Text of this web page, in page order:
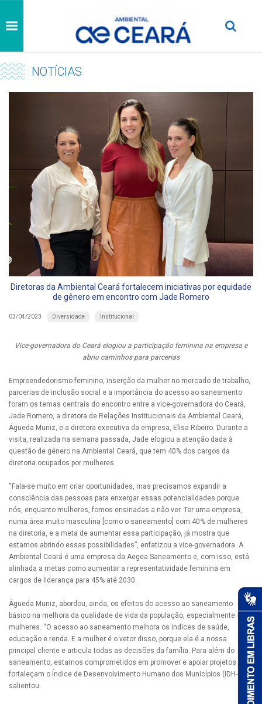
NOTÍCIAS
Diretoras da Ambiental Ceará fortalecem iniciativas por equidade
de gênero em encontro com Jade Romero
03/04/2023 Diversidade Institucional
Vice-governadora do Ceará elogiou a participação feminina na empresa e
abriu caminhos para parcerias
Empreendedorismo feminino, inserção da mulher no mercado de trabalho,
parcerias de inclusão social e a importância do acesso ao saneamento
foram os temas centrais do encontro entre a vice-governadora do Ceará,
Jade Romero, a diretora de Relações Institucionais da Ambiental Ceará,
Águeda Muniz, e a diretora executiva da empresa, Elisa Ribeiro. Durante a
visita, realizada na semana passada, Jade elogiou a atenção dada à
questão de gênero na Ambiental Ceará, que tem 40% dos cargos da
diretoria ocupados por mulheres.
“Fala-se muito em criar oportunidades, mas precisamos expandir a
consciência das pessoas para enxergar essas potencialidades porque
nós, enquanto mulheres, fomos ensinadas a não ver. Ter uma empresa,
numa área muito masculina [como o saneamento] com 40% de mulheres
na diretoria, e a meta de aumentar essa participação, já mostra que
estamos abrindo essas possibilidades”, enfatizou a vice-governadora. A
Ambiental Ceará é uma empresa da Aegea Saneamento e, com isso, está
alinhada a metas como aumentar a representatividade feminina em
cargos de liderança para 45% até 2030.
Águeda Muniz, abordou, ainda, os efeitos do acesso ao saneamento
básico na melhora da qualidade de vida da população, especialmente das
mulheres. “O acesso ao saneamento melhora os índices de saúde,
educação e renda. E a mulher é o vetor disso, porque ela é a nossa
principal cliente e articula todas as decisões da família. Para além do
saneamento, estamos comprometidos em promover e apoiar projetos que
fortaleçam o Índice de Desenvolvimento Humano dos Municípios (IDH-M)”,
salientou.